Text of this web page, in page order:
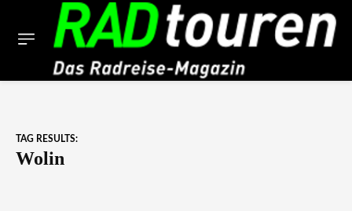
TAG RESULTS:
Wolin